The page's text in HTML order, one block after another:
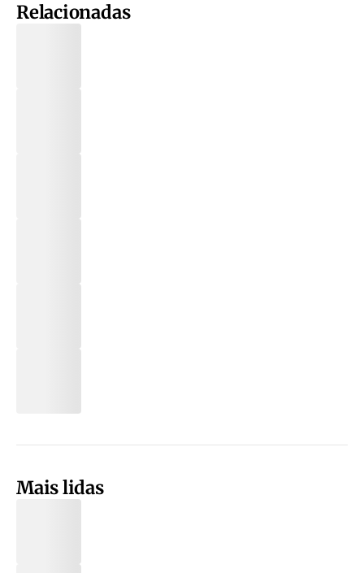
Relacionadas
Mais lidas